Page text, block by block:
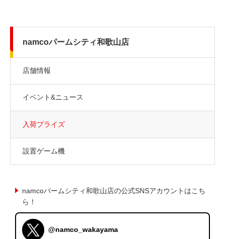
namcoパームシティ和歌山店
店舗情報
イベント&ニュース
入荷プライズ
設置ゲーム機
namcoパームシティ和歌山店の公式SNSアカウントはこち
ら！
@namco_wakayama